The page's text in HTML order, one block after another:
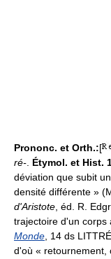
Prononc. et Orth.:[
ré- Étymol. et Hist.
déviation que subit
densité différente »
d'Aristote , éd. R.
trajectoire d'un corps
Monde , 14 ds
d'où « retournement,